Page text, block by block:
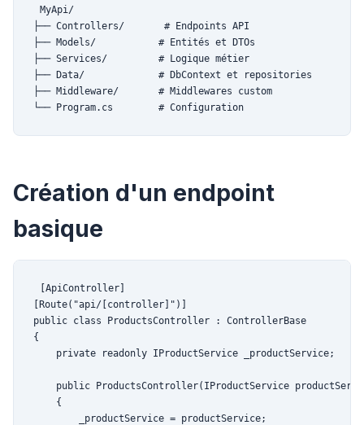
MyApi/
├── Controllers/       # Endpoints API
├── Models/           # Entités et DTOs
├── Services/         # Logique métier
├── Data/             # DbContext et repositories
├── Middleware/       # Middlewares custom
└── Program.cs        # Configuration
Création d'un endpoint
basique
[ApiController]
[Route("api/[controller]")]
public class ProductsController : ControllerBase
{
    private readonly IProductService _productService;
public ProductsController(IProductService
    {
        _productService = productService;